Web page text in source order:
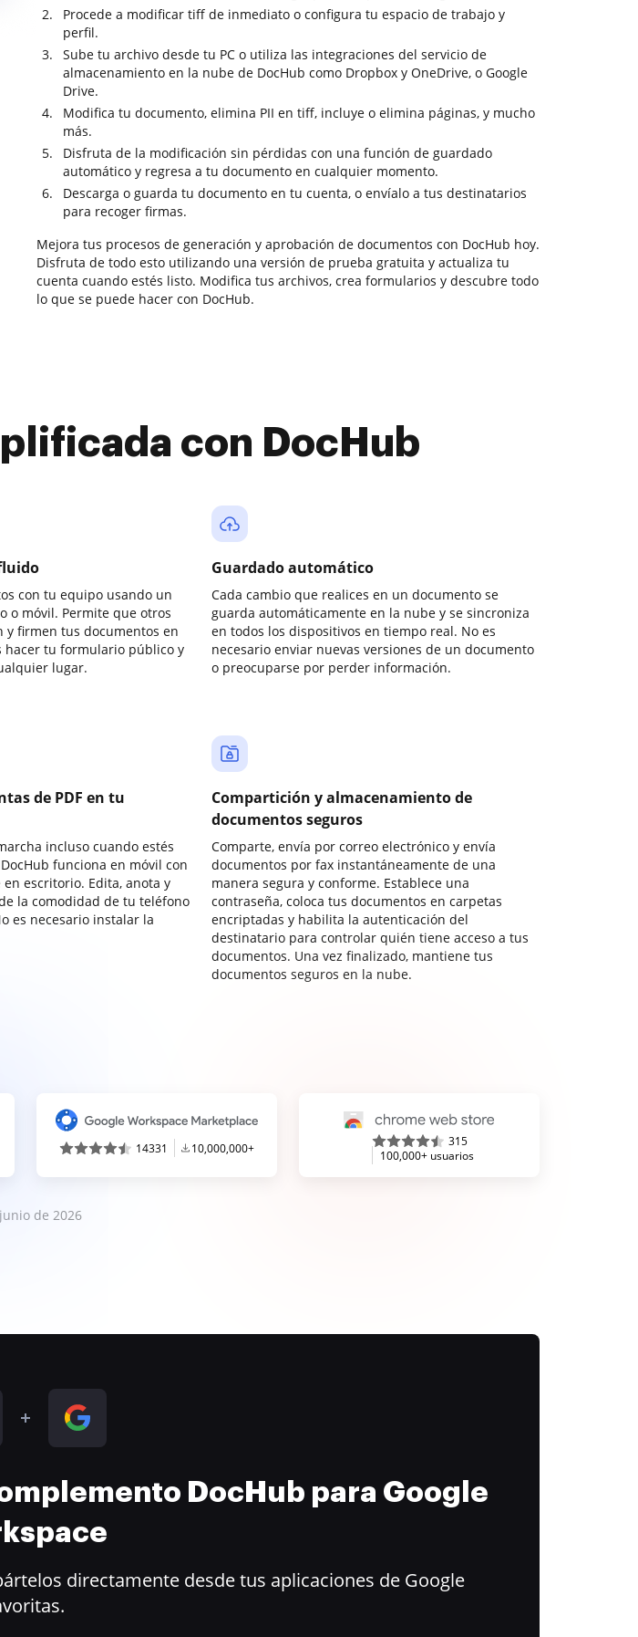
Procede a modificar tiff de inmediato o configura tu espacio de trabajo y
perfil.
Sube tu archivo desde tu PC o utiliza las integraciones del servicio de
almacenamiento en la nube de DocHub como Dropbox y OneDrive, o Google
Drive.
Modifica tu documento, elimina PII en tiff, incluye o elimina páginas, y mucho
más.
Disfruta de la modificación sin pérdidas con una función de guardado
automático y regresa a tu documento en cualquier momento.
Descarga o guarda tu documento en tu cuenta, o envíalo a tus destinatarios
para recoger firmas.
Mejora tus procesos de generación y aprobación de documentos con DocHub hoy.
Disfruta de todo esto utilizando una versión de prueba gratuita y actualiza tu
cuenta cuando estés listo. Modifica tus archivos, crea formularios y descubre todo
lo que se puede hacer con DocHub.
con DocHub
con tu equipo usando un
o móvil. Permite que otros
y firmen tus documentos en
hacer tu formulario público y
lugar.
Guardado automático
Cada cambio que realices en un documento se
guarda automáticamente en la nube y se sincroniza
en todos los dispositivos en tiempo real. No es
necesario enviar nuevas versiones de un documento
o preocuparse por perder información.
de PDF en tu
incluso cuando estés
funciona en móvil con
escritorio. Edita, anota y
la comodidad de tu teléfono
es necesario instalar la
Compartición y almacenamiento de
documentos seguros
Comparte, envía por correo electrónico y envía
documentos por fax instantáneamente de una
manera segura y conforme. Establece una
contraseña, coloca tus documentos en carpetas
encriptadas y habilita la autenticación del
destinatario para controlar quién tiene acceso a tus
documentos. Una vez finalizado, mantiene tus
documentos seguros en la nube.
14331 10,000,000+
315
100,000+ usuarios
de 2026
DocHub para Google
directamente desde tus aplicaciones de Google